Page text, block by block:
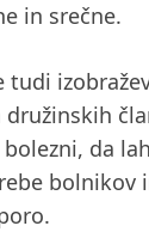
in srečne.
tudi
družinskih
da
bolnikov